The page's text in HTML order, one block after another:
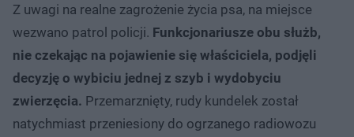
Z uwagi na realne zagrożenie życia psa, na miejsce
wezwano patrol policji. Funkcjonariusze obu służb,
nie czekając na pojawienie się właściciela, podjęli
decyzję o wybiciu jednej z szyb i wydobyciu
zwierzęcia. Przemarznięty, rudy kundelek został
natychmiast przeniesiony do ogrzanego radiowozu